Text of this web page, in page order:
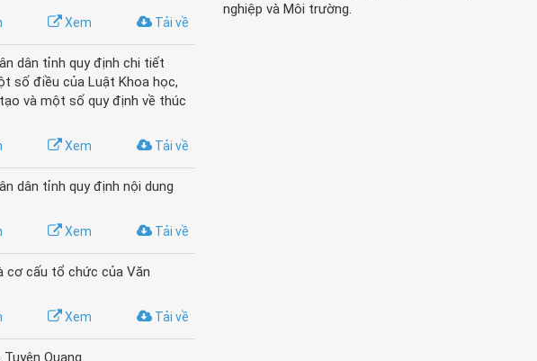
Tải về
Xem
dân tỉnh quy định chi tiết
số điều của Luật Khoa học,
và một số quy định về thúc
Tải về
Xem
dân tỉnh quy định nội dung
Tải về
Xem
cơ cấu tổ chức của Văn
Tải về
Xem
Quang.
nghiệp và Môi trường.